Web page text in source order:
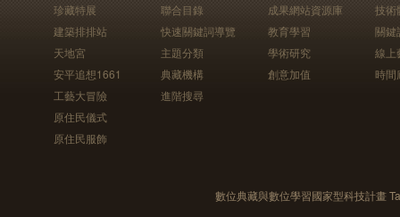
珍藏特展
建築排排站
天地宮
安平追想1661
工藝大冒險
原住民儀式
原住民服飾
聯合目錄
快速關鍵詞導覽
主題分類
典藏機構
進階搜尋
成果網站資源庫
教育學習
學術研究
創意加值
技術
關鍵
線上
時間
數位典藏與數位學習國家型科技計畫